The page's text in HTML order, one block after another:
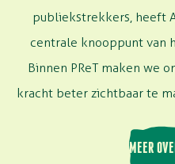
publiekstrekkers, heeft
centrale knooppunt van
Binnen PReT maken we
kracht beter zichtbaar te
MEER